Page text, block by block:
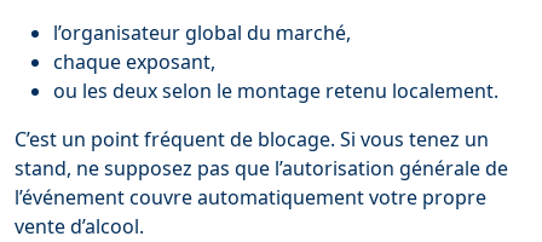
l’organisateur global du marché,
chaque exposant,
ou les deux selon le montage retenu localement.
C’est un point fréquent de blocage. Si vous tenez un
stand, ne supposez pas que l’autorisation générale de
l’événement couvre automatiquement votre propre
vente d’alcool.